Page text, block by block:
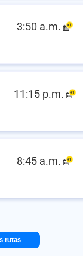
3:50 a.m.
11:15 p.m.
8:45 a.m.
rutas